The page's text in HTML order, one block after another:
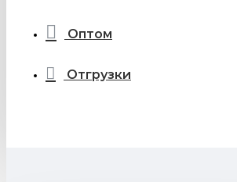
Оптом
Отгрузки